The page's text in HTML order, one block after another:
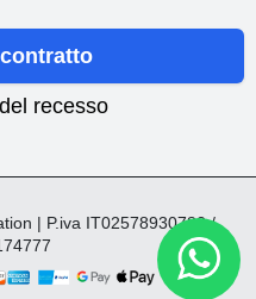
recesso
| P.iva IT02578930782 /